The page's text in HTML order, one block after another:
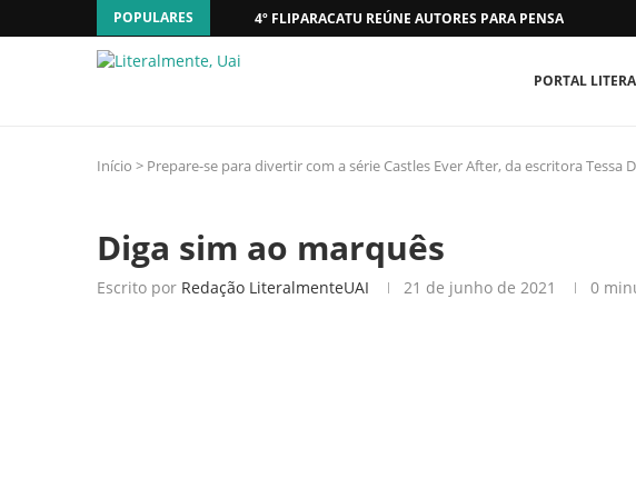
POPULARES 4º FLIPARACATU REÚNE AUTORES PARA PENSAR O
PORTAL
Início > Prepare-se para divertir com a série Castles Ever After, da escritora Tessa
Diga sim ao marquês
Escrito por Redação LiteralmenteUAI 21 de junho de 2021 0